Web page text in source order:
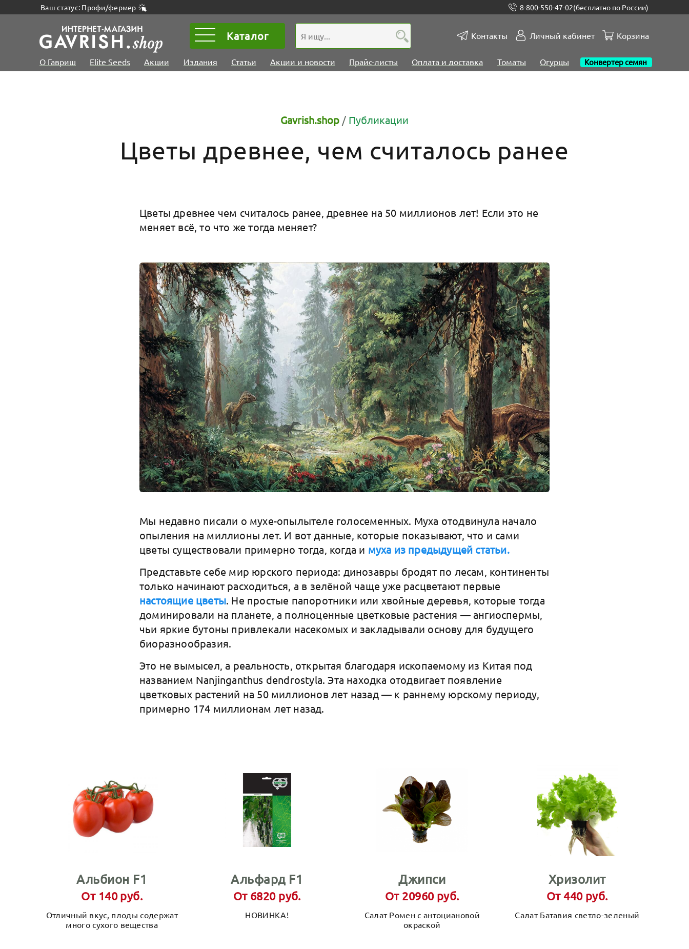
Ваш статус: Профи/фермер 8-800-550-47-02(бесплатно по России)
Каталог Контакты Личный кабинет Корзина
О Гавриш Elite Seeds Акции Издания Статьи Акции и новости Прайс-листы Оплата и доставка Томаты Огурцы Конвертер семян
Gavrish.shop / Публикации
Цветы древнее, чем считалось ранее
Цветы древнее чем считалось ранее, древнее на 50 миллионов лет! Если это не
меняет всё, то что же тогда меняет?
Мы недавно писали о мухе-опылытеле голосеменных. Муха отодвинула начало
опыления на миллионы лет. И вот данные, которые показывают, что и сами
цветы существовали примерно тогда, когда и муха из предыдущей статьи.
Представьте себе мир юрского периода: динозавры бродят по лесам, континенты
только начинают расходиться, а в зелёной чаще уже расцветают первые
настоящие цветы. Не простые папоротники или хвойные деревья, которые тогда
доминировали на планете, а полноценные цветковые растения — ангиоспермы,
чьи яркие бутоны привлекали насекомых и закладывали основу для будущего
биоразнообразия.
Это не вымысел, а реальность, открытая благодаря ископаемому из Китая под
названием Nanjinganthus dendrostyla. Эта находка отодвигает появление
цветковых растений на 50 миллионов лет назад — к раннему юрскому периоду,
примерно 174 миллионам лет назад.
Альбион F1
От 140 руб.
Отличный вкус, плоды содержат
много сухого вещества
Альфард F1
От 6820 руб.
НОВИНКА!
Джипси
От 20960 руб.
Салат Ромен с антоциановой
окраской
Хризолит
От 440 руб.
Салат Батавия светло-зеленый